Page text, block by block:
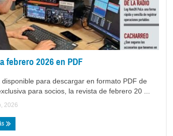
febrero 2026 en PDF
disponible para descargar en formato PDF de
para socios, la revista de febrero 20 ...
2026